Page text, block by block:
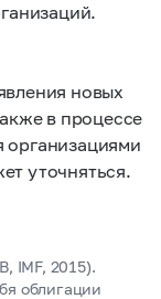
новых
в процессе
организациями
уточняться.
IMF, 2015).
облигации